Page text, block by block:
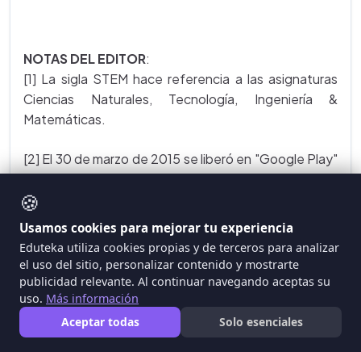
NOTAS DEL EDITOR:
[1] La sigla STEM hace referencia a las asignaturas
Ciencias Naturales, Tecnología, Ingeniería &
Matemáticas.
[2] El 30 de marzo de 2015 se liberó en "Google Play"
la versión deScratchJr para Android.
aprendizaje" se definen como momentos para que
los niños desarrollen su capacidad de pensar,
comunicar, resolver problemas, crear y socializar. El
período de tiempo es crítico y evoluciona; por ello, se
requiere programar muy bien ese tiempo o momento
para que los estudiantes cuenten con un espacio
🍪
Usamos cookies para mejorar tu experiencia
Eduteka utiliza cookies propias y de terceros para analizar
el uso del sitio, personalizar contenido y mostrarte
publicidad relevante. Al continuar navegando aceptas su
uso. Más información
Aceptar todas
Solo esenciales